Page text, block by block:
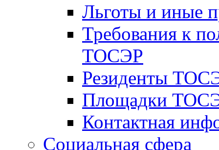
Льготы и иные
Требования к
ТОСЭР
Резиденты
Площадки
Контактная
Социальная сфера